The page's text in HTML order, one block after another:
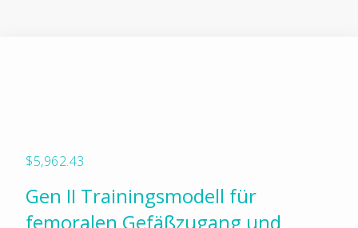
$5,962.43
Gen II Trainingsmodell für
femoralen Gefäßzugang und